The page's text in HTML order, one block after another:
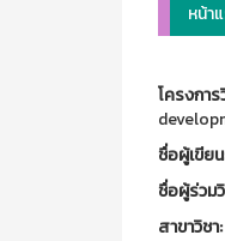
หน้า
โครงกา
ชื่อผู้เขีย
ชื่อผู้ร่วม
สาขาวิชา: